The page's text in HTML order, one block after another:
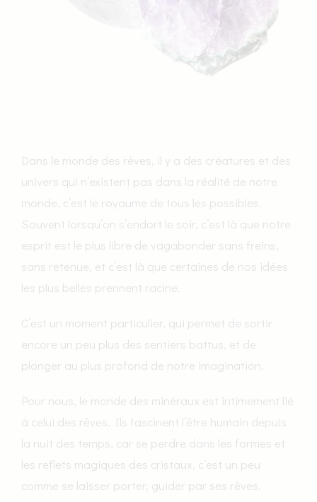
Dans le monde des rêves, il y a des créatures et des
univers qui n’existent pas dans la réalité de notre
monde, c’est le royaume de tous les possibles.
Souvent lorsqu’on s’endort le soir, c’est là que notre
esprit est le plus libre de vagabonder sans freins,
sans retenue, et c’est là que certaines de nos idées
les plus belles prennent racine.
C’est un moment particulier, qui permet de sortir
encore un peu plus des sentiers battus, et de
plonger au plus profond de notre imagination.
Pour nous, le monde des minéraux est intimement lié
à celui des rêves. Ils fascinent l’être humain depuis
la nuit des temps, car se perdre dans les formes et
les reflets magiques des cristaux, c’est un peu
comme se laisser porter, guider par ses rêves.